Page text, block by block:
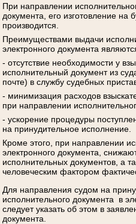
При направлении
документа, его изготовление на
производится.
Преимуществами выдачи
электронного документа
- отсутствие необходимости у
исполнительный документ из
почте) в службу судебных
- минимизация расходов
при направлении
- ускорение процедуры
на принудительное исполнение.
Кроме этого, при направлении
электронного документа,
исполнительных документов, а
человеческим фактором
Для направления судом на
исполнительного документа в
следует указать об этом в
документа.